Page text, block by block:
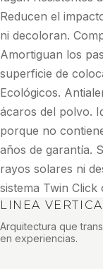
Reducen el
ni decoloran.
Amortiguan los
superficie de
Ecológicos.
ácaros del polvo.
porque no
años de garantía.
rayos solares ni
sistema Twin Click
LINEA
Arquitectura que
en experiencias.